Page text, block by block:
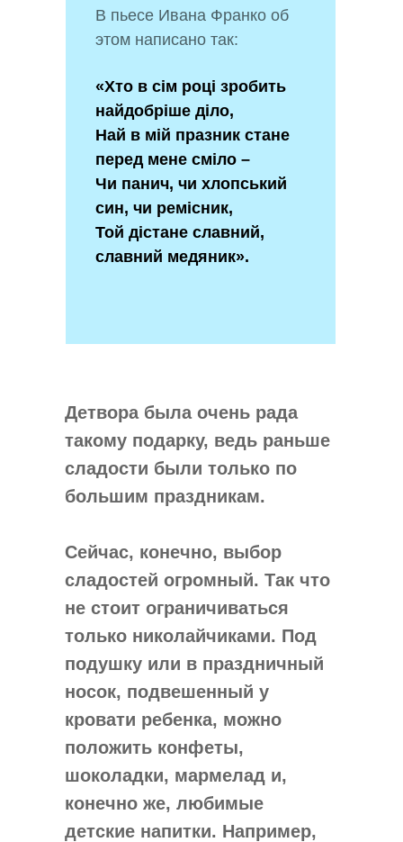
Детвора была очень рада
такому подарку, ведь раньше
сладости были только по
большим праздникам.
Сейчас, конечно, выбор
сладостей огромный. Так что
не стоит ограничиваться
только николайчиками. Под
подушку или в праздничный
носок, подвешенный у
кровати ребенка, можно
положить конфеты,
шоколадки, мармелад и,
конечно же, любимые
детские напитки. Например,
«Хто в сім році зробить
найдобріше діло,
Най в мій празник стане
перед мене сміло –
Чи панич, чи хлопський
син, чи ремісник,
Той дістане славний,
славний медяник».
В пьесе Ивана Франко об
этом написано так: